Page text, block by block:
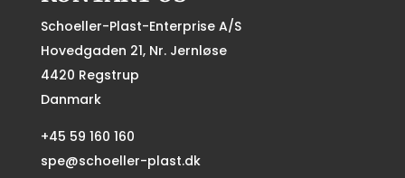
Schoeller-Plast-Enterprise A/S
Hovedgaden 21, Nr. Jernløse
4420 Regstrup
Danmark
+45 59 160 160
spe@schoeller-plast.dk